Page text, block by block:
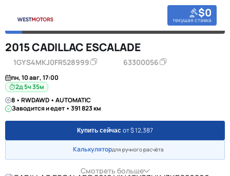
$0
текущая ставка
2015 CADILLAC ESCALADE
1GYS4MKJ0FR528999 63300056
пн, 10 авг, 17:00
2д 5ч 35м
8 • RWDAWD • AUTOMATIC
Заводится и едет • 391 823 км
Купить сейчас от $ 12,387
Калькулятордля ручного расчёта
Смотреть больше